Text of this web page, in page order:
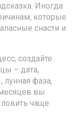
Иногда
которые
снасти и
создайте
– дата,
лунная фаза,
вы
чаще.